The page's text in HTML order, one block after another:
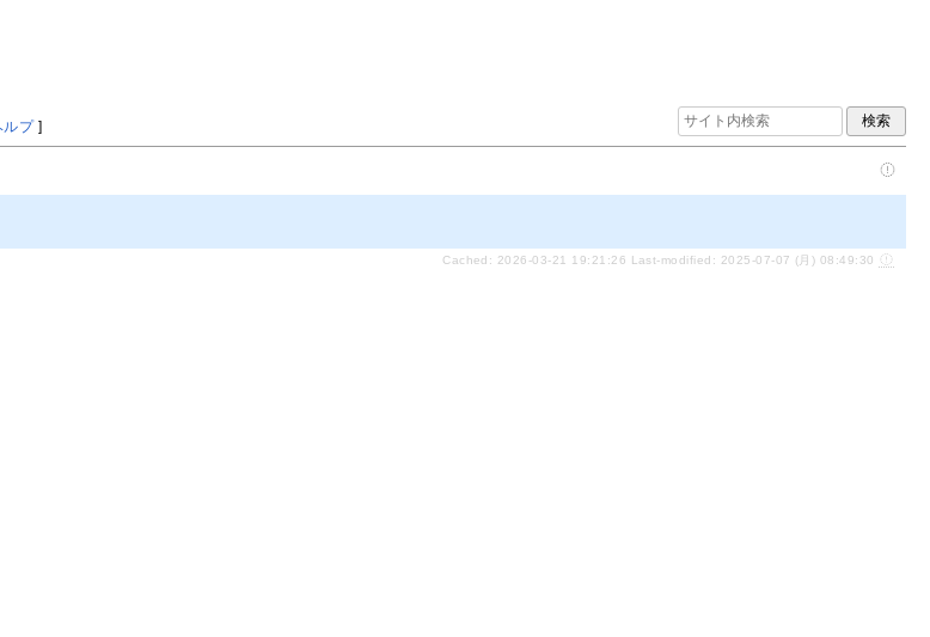
ルプ]
Cached: 2026-03-21 19:21:26 Last-modified: 2025-07-07 (月) 08:49:30